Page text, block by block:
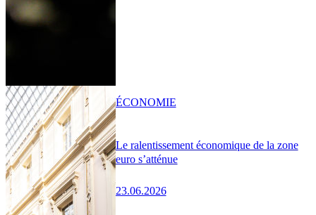
Le ralentissement économique de la zone
euro s’atténue
23.06.2026
ÉCONOMIE